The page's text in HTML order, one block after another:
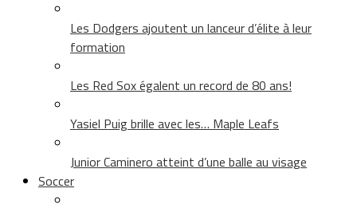
Les Dodgers ajoutent un lanceur d’élite à leur
formation
Les Red Sox égalent un record de 80 ans!
Yasiel Puig brille avec les… Maple Leafs
Junior Caminero atteint d’une balle au visage
Soccer